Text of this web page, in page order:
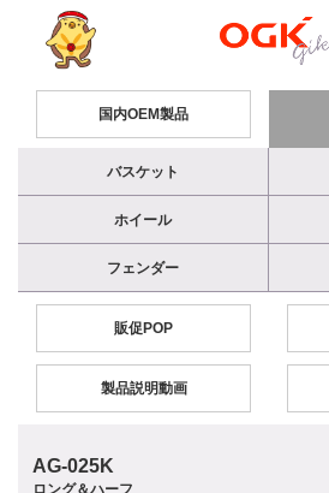
国内OEM製品
バスケット
ホイール
フェンダー
販促POP
製品説明動画
AG-025K
ロング＆ハーフ